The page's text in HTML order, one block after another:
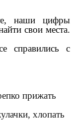
наши цифры
свои места.
справились с
прижать
хлопать